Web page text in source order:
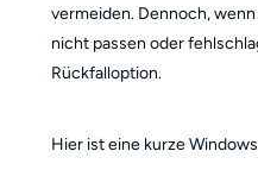
vermeiden. Dennoch,
nicht passen oder
Rückfalloption.
Hier ist eine kurze